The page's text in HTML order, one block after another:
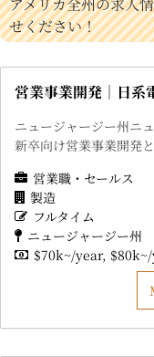
アメリカ全州の求人
せください！
営業事業開発｜日系
ニュージャージー州ニ
新卒向け営業事業開発
営業職・セールス
製造
フルタイム
ニュージャージー州
$70k~/year